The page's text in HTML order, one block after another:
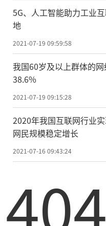
5G、人工智能助力工业
地
2021-07-19 09:59:58
我国60岁及以上群体的
38.6%
2021-07-19 09:15:28
2020年我国互联网行业
网民规模稳定增长
2021-07-16 09:43:24